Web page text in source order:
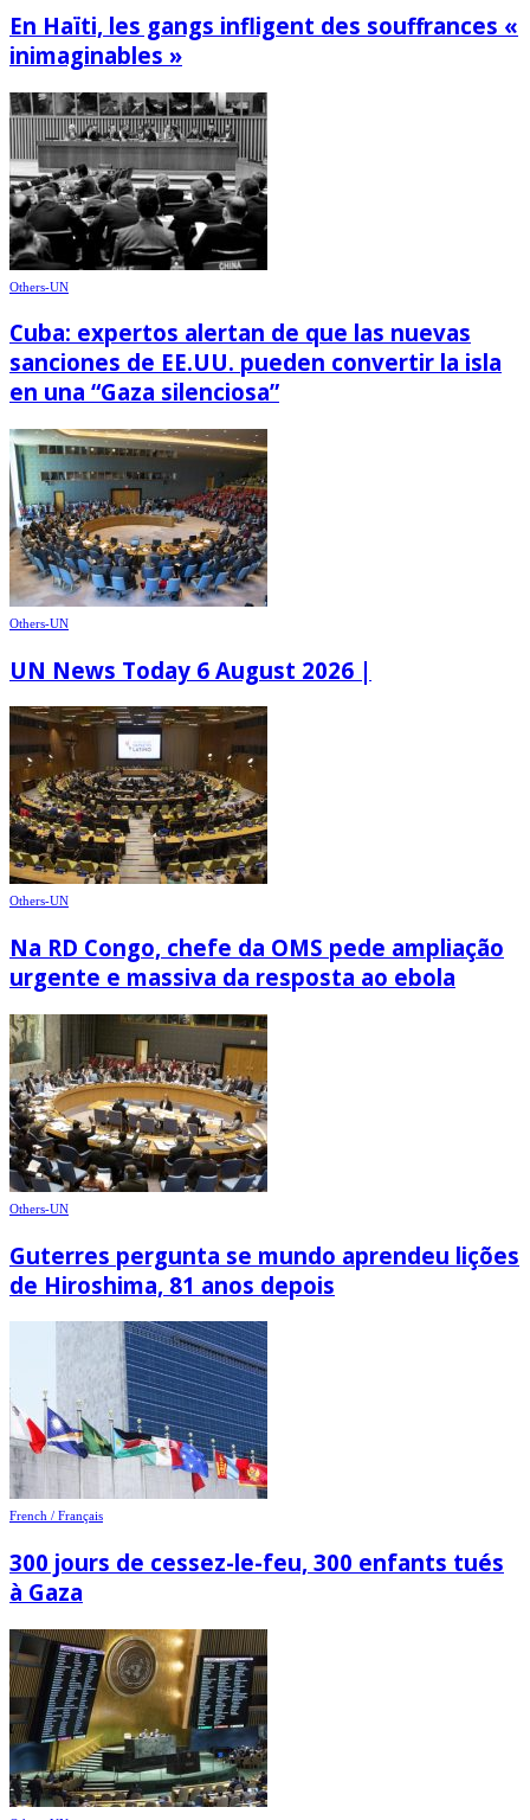
En Haïti, les gangs infligent des souffrances «
inimaginables »
Others-UN
Cuba: expertos alertan de que las nuevas
sanciones de EE.UU. pueden convertir la isla
en una “Gaza silenciosa”
Others-UN
UN News Today 6 August 2026 |
Others-UN
Na RD Congo, chefe da OMS pede ampliação
urgente e massiva da resposta ao ebola
Others-UN
Guterres pergunta se mundo aprendeu lições
de Hiroshima, 81 anos depois
French / Français
300 jours de cessez-le-feu, 300 enfants tués
à Gaza